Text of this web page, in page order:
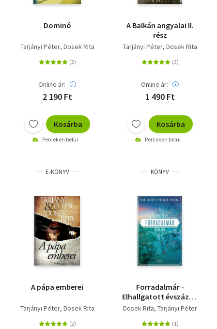
Dominó
Tarjányi Péter Dosek Rita
Online ár:
2 190 Ft
Kosárba
Perceken belül
A Balkán angyalai II.
rész
Tarjányi Péter Dosek Rita
Online ár:
1 490 Ft
Kosárba
Perceken belül
E-KÖNYV
A pápa emberei
Tarjányi Péter Dosek Rita
KÖNYV
Forradalmár -
Elhallgatott évszázad
trilógia I.
Dosek Rita Tarjányi Péter